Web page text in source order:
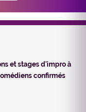
et stages d'impro à
confirmés